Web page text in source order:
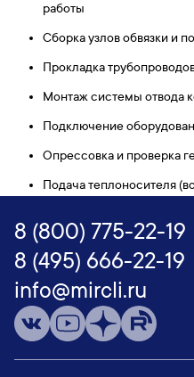
работы
Сборка узлов обвязки и
Прокладка
Монтаж системы отвода
Подключение
Опрессовка и проверка
Подача теплоносителя
8 (800) 775-22-19
8 (495) 666-22-19
info@mircli.ru